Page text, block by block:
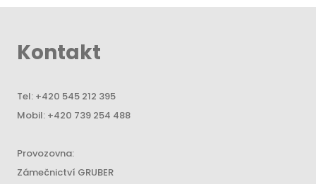
Kontakt
Tel: +420 545 212 395
Mobil: +420 739 254 488
Provozovna:
Zámečnictví GRUBER